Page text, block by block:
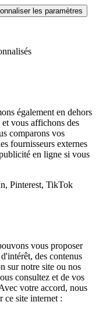
les paramètres
également en dehors
vous affichons des
comparons vos
fournisseurs externes
en ligne si vous
Pinterest, TikTok
vous proposer
des contenus
sur notre site ou nos
consultez et de vos
votre accord, nous
ce site internet :